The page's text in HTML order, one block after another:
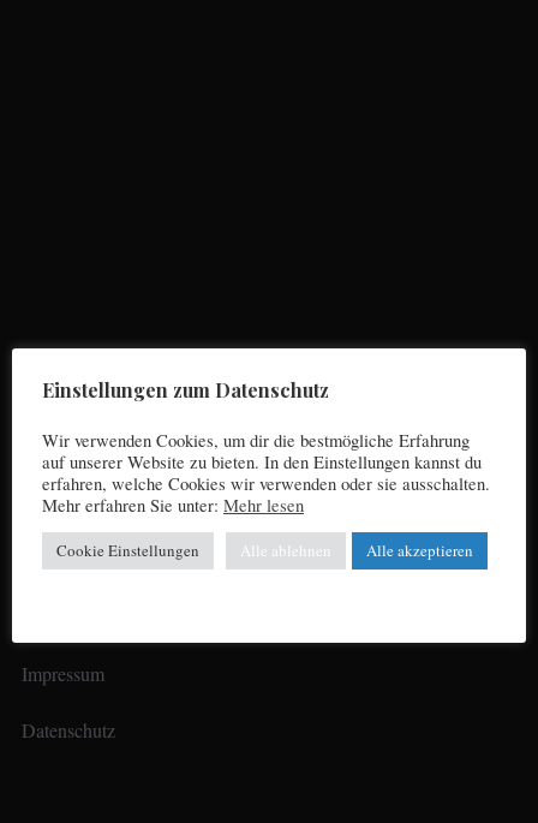
Impressum
Datenschutz
r
h
o
r
:
Einstellungen zum Datenschutz
Wir verwenden Cookies, um dir die bestmögliche Erfahrung
auf unserer Website zu bieten. In den Einstellungen kannst du
erfahren, welche Cookies wir verwenden oder sie ausschalten.
Mehr erfahren Sie unter: Mehr lesen
Cookie Einstellungen Alle ablehnen Alle akzeptieren